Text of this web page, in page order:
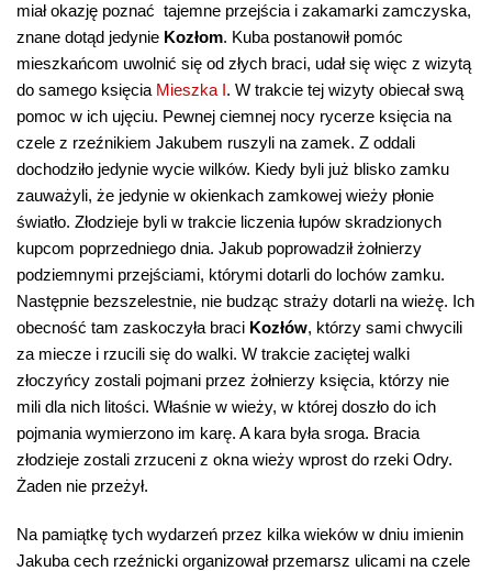
miał okazję poznać tajemne przejścia i zakamarki zamczyska,
znane dotąd jedynie Kozłom. Kuba postanowił pomóc
mieszkańcom uwolnić się od złych braci, udał się więc z wizytą
do samego księcia Mieszka I. W trakcie tej wizyty obiecał swą
pomoc w ich ujęciu. Pewnej ciemnej nocy rycerze księcia na
czele z rzeźnikiem Jakubem ruszyli na zamek. Z oddali
dochodziło jedynie wycie wilków. Kiedy byli już blisko zamku
zauważyli, że jedynie w okienkach zamkowej wieży płonie
światło. Złodzieje byli w trakcie liczenia łupów skradzionych
kupcom poprzedniego dnia. Jakub poprowadził żołnierzy
podziemnymi przejściami, którymi dotarli do lochów zamku.
Następnie bezszelestnie, nie budząc straży dotarli na wieżę. Ich
obecność tam zaskoczyła braci Kozłów, którzy sami chwycili
za miecze i rzucili się do walki. W trakcie zaciętej walki
złoczyńcy zostali pojmani przez żołnierzy księcia, którzy nie
mili dla nich litości. Właśnie w wieży, w której doszło do ich
pojmania wymierzono im karę. A kara była sroga. Bracia
złodzieje zostali zrzuceni z okna wieży wprost do rzeki Odry.
Żaden nie przeżył.
Na pamiątkę tych wydarzeń przez kilka wieków w dniu imienin
Jakuba cech rzeźnicki organizował przemarsz ulicami na czele